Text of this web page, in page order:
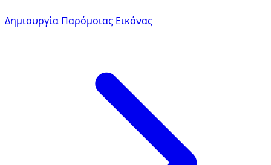
Δημιουργία Παρόμοιας Εικόνας